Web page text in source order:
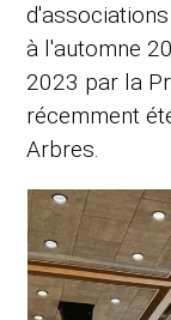
à l'automne
2023 par la
récemment
Arbres.